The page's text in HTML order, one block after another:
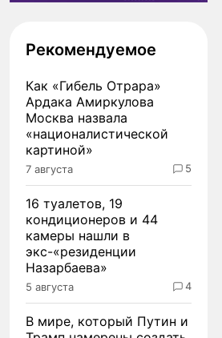
Рекомендуемое
Как «Гибель Отрара»
Ардака Амиркулова
Москва назвала
«националистической
картиной»
7 августа 5
16 туалетов, 19
кондиционеров и 44
камеры нашли в
экс-«резиденции
Назарбаева»
5 августа 4
В мире, который Путин и